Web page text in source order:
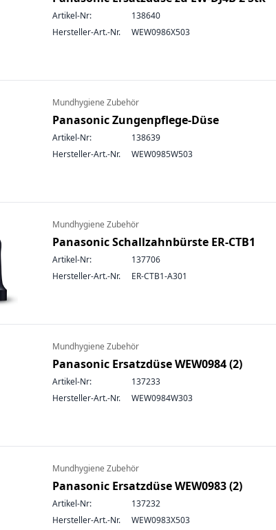
Artikel-Nr:
138640
Hersteller-Art.-Nr.
WEW0986X503
Mundhygiene Zubehör
Panasonic Zungenpflege-Düse
Artikel-Nr:
138639
Hersteller-Art.-Nr.
WEW0985W503
Mundhygiene Zubehör
Panasonic Schallzahnbürste ER-CTB1
Artikel-Nr:
137706
Hersteller-Art.-Nr.
ER-CTB1-A301
Mundhygiene Zubehör
Panasonic Ersatzdüse WEW0984 (2)
Artikel-Nr:
137233
Hersteller-Art.-Nr.
WEW0984W303
Mundhygiene Zubehör
Panasonic Ersatzdüse WEW0983 (2)
Artikel-Nr:
137232
Hersteller-Art.-Nr.
WEW0983X503